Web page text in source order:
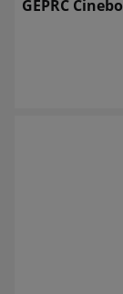
GEPRC